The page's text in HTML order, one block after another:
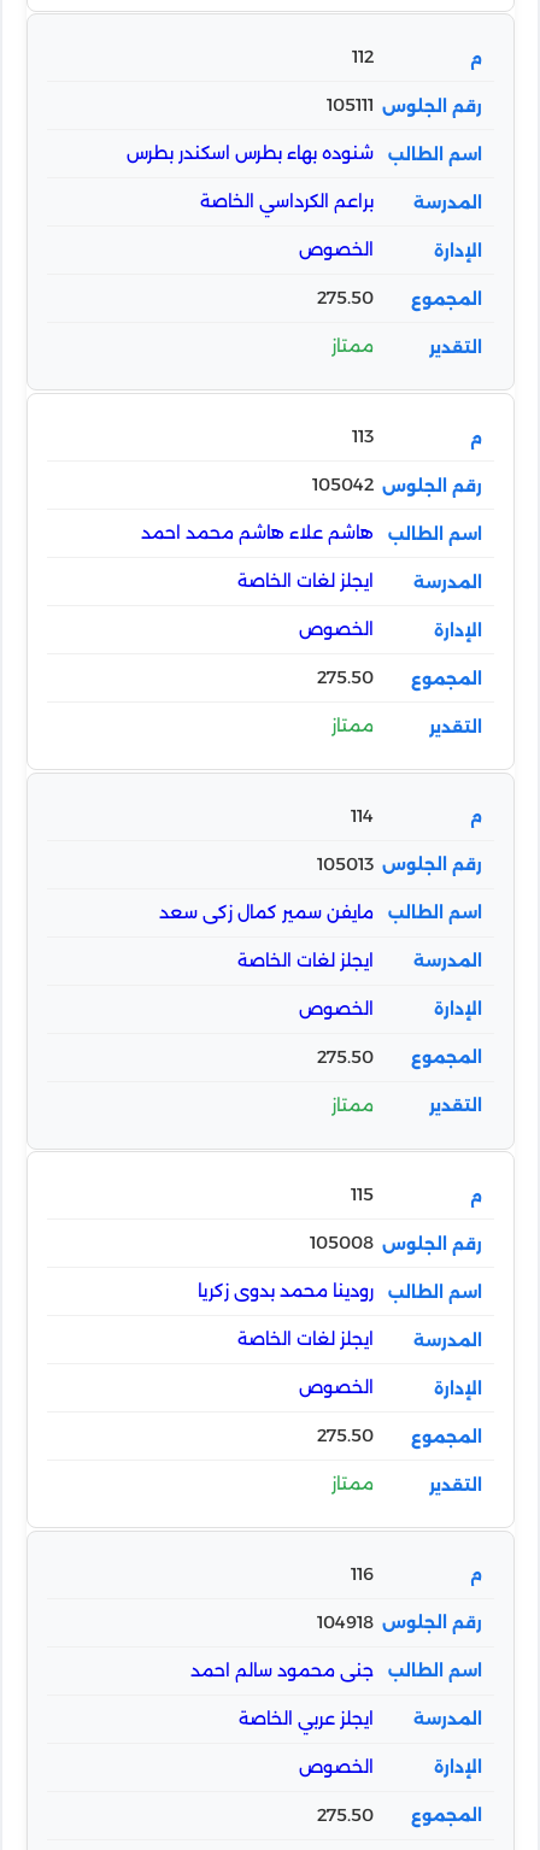
112
105111
شنوده بهاء بطرس اسكندر بطرس
براعم الكرداسي الخاصة
الخصوص
275.50
ممتاز
113
105042
هاشم علاء هاشم محمد احمد
ايجلز لغات الخاصة
الخصوص
275.50
ممتاز
114
105013
مايفن سمير كمال زكى سعد
ايجلز لغات الخاصة
الخصوص
275.50
ممتاز
115
105008
رودينا محمد بدوى زكريا
ايجلز لغات الخاصة
الخصوص
275.50
ممتاز
116
104918
جنى محمود سالم احمد
ايجلز عربي الخاصة
الخصوص
275.50